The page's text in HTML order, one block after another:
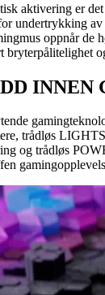
aktivering er
undertrykking
oppnår de
bryterpålitelighet
INNEN
trådløs
og trådløs